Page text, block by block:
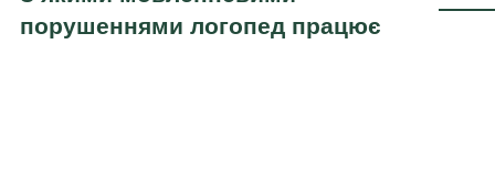
порушеннями логопед працює